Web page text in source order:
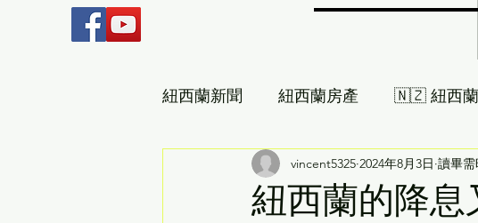
紐西蘭新聞 紐西蘭房產 🇳🇿 紐西蘭
紐西蘭美食推薦｜紐西蘭房產大叔帶你
紐西蘭的降
vincent5325 2024年8月3日 讀畢